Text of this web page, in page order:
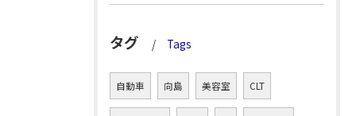
タグ Tags
自動車 向島 美容室 CLT